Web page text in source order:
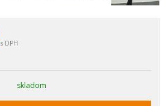
s DPH
skladom